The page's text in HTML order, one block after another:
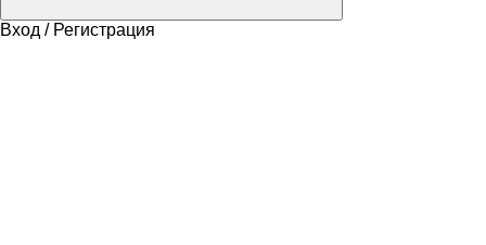
Вход / Регистрация